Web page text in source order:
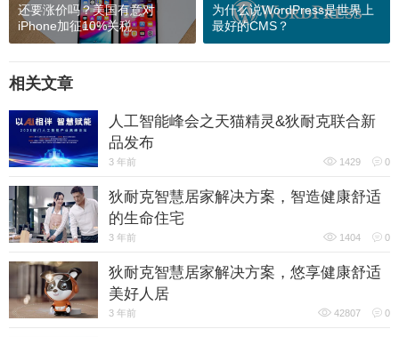
还要涨价吗？美国有意对
iPhone加征10%关税
为什么说WordPress是世界上
最好的CMS？
相关文章
人工智能峰会之天猫精灵&狄耐克联合新
品发布
3 年前 1429 0
狄耐克智慧居家解决方案，智造健康舒适
的生命住宅
3 年前 1404 0
狄耐克智慧居家解决方案，悠享健康舒适
美好人居
3 年前 42807 0